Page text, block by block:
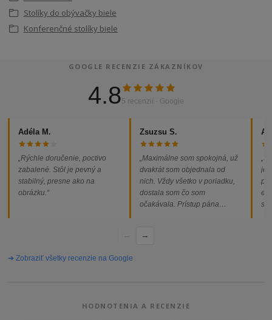
Stolíky do obývačky biele
Konferenčné stolíky biele
GOOGLE RECENZIE ZÁKAZNÍKOV
4.85 recenzií · Google
Adéla M.
„Rýchle doručenie, poctivo
zabalené. Stôl je pevný a
stabilný, presne ako na
obrázku.“
Zsuzsu S.
„Maximálne som spokojná, už
dvakrát som objednala od
nich. Vždy všetko v poriadku,
dostala som čo som
očakávala. Prístup pána
problémov. Vrele odporúčam!“
→
➔ Zobraziť všetky recenzie na Google
HODNOTENIA A RECENZIE